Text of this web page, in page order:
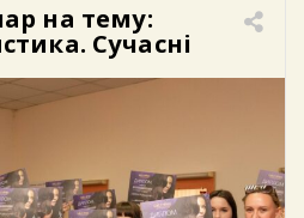
кольорів та
в закладі […]
на тему:
Сучасні
фарбування».